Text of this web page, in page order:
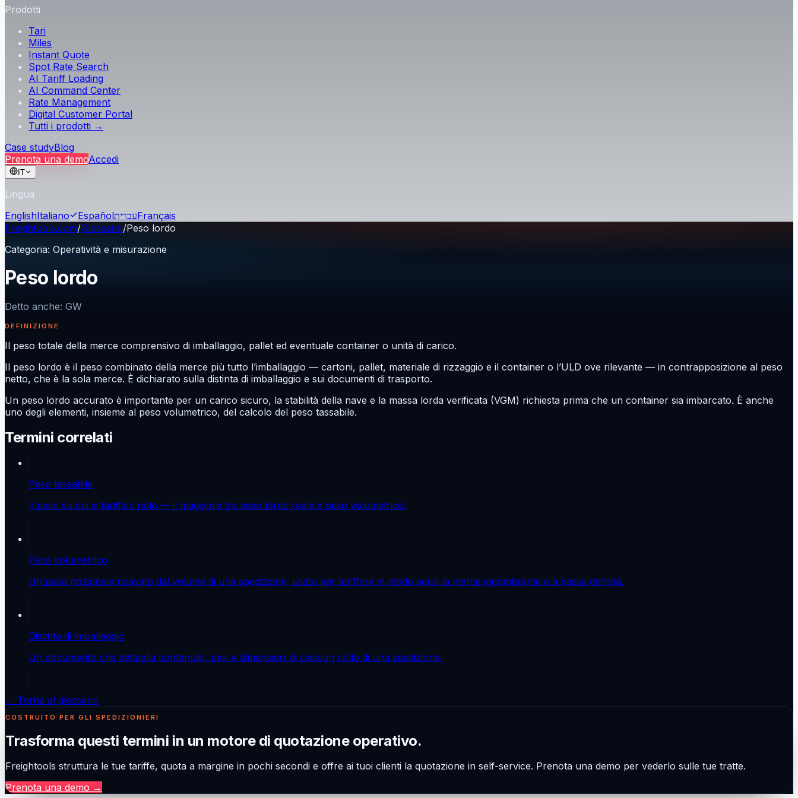
Prodotti
Tari
Miles
Instant Quote
Spot Rate Search
AI Tariff Loading
AI Command Center
Rate Management
Digital Customer Portal
Tutti i prodotti →
Case studyBlog
Prenota una demoAccedi
IT
Lingua
EnglishItaliano EspañolעבריתFrançais
Freightools.com/Glossario/Peso lordo
Categoria: Operatività e misurazione
Peso lordo
Detto anche: GW
DEFINIZIONE
Il peso totale della merce comprensivo di imballaggio, pallet ed eventuale container o unità di carico.
Il peso lordo è il peso combinato della merce più tutto l’imballaggio — cartoni, pallet, materiale di rizzaggio e il container o l’ULD ove rilevante — in contrapposizione al peso
netto, che è la sola merce. È dichiarato sulla distinta di imballaggio e sui documenti di trasporto.
Un peso lordo accurato è importante per un carico sicuro, la stabilità della nave e la massa lorda verificata (VGM) richiesta prima che un container sia imbarcato. È anche
uno degli elementi, insieme al peso volumetrico, del calcolo del peso tassabile.
Termini correlati
Peso tassabile
Il peso su cui si tariffa il nolo — il maggiore tra peso lordo reale e peso volumetrico.
Peso volumetrico
Un peso nozionale ricavato dal volume di una spedizione, usato per tariffare in modo equo la merce ingombrante e a bassa densità.
Distinta di imballaggio
Un documento che dettaglia contenuto, pesi e dimensioni di ciascun collo di una spedizione.
← Torna al glossario
COSTRUITO PER GLI SPEDIZIONIERI
Trasforma questi termini in un motore di quotazione operativo.
Freightools struttura le tue tariffe, quota a margine in pochi secondi e offre ai tuoi clienti la quotazione in self-service. Prenota una demo per vederlo sulle tue tratte.
Prenota una demo →